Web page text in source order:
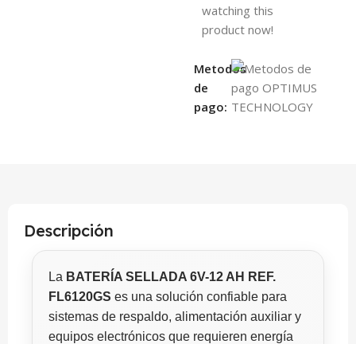
watching this
product now!
Metodos
de
pago:
Descripción
La BATERÍA SELLADA 6V-12 AH REF.
FL6120GS es una solución confiable para
sistemas de respaldo, alimentación auxiliar y
equipos electrónicos que requieren energía